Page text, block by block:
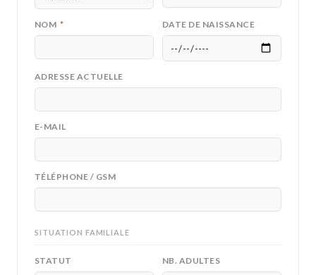
NOM * DATE DE NAISSANCE
ADRESSE ACTUELLE
E-MAIL
TÉLÉPHONE / GSM
SITUATION FAMILIALE
STATUT NB. ADULTES